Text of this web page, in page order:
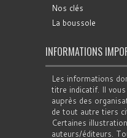
Nos clés
La boussole
INFORMATIONS
Les informations
titre indicatif. Il
auprès des
de tout autre tiers
Certaines
auteurs/éditeurs.